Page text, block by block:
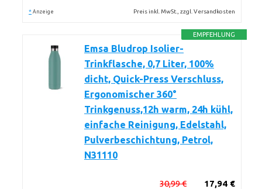
* Anzeige Preis inkl. MwSt., zzgl. Versandkosten
EMPFEHLUNG
Emsa Bludrop Isolier-
Trinkflasche, 0,7 Liter, 100%
dicht, Quick-Press Verschluss,
Ergonomischer 360°
Trinkgenuss,12h warm, 24h kühl,
einfache Reinigung, Edelstahl,
Pulverbeschichtung, Petrol,
N31110
17,94 €
30,99 €